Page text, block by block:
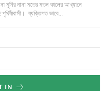
মুনির নানা মতের মতন কালের আখ্যানে
মহাভারত নামক মহাকাব্যের অনেক রুপ দেখে যাচ্ছে পৃথিবীবাসী। ব্যক্তিগত ভাবে...
IN